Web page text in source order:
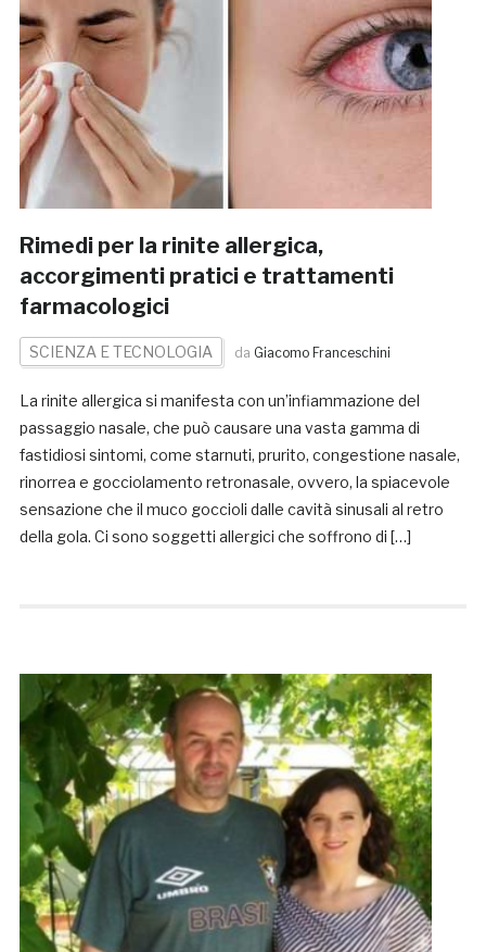
Rimedi per la rinite allergica,
accorgimenti pratici e trattamenti
farmacologici
SCIENZA E TECNOLOGIA da Giacomo Franceschini
La rinite allergica si manifesta con un’infiammazione del
passaggio nasale, che può causare una vasta gamma di
fastidiosi sintomi, come starnuti, prurito, congestione nasale,
rinorrea e gocciolamento retronasale, ovvero, la spiacevole
sensazione che il muco goccioli dalle cavità sinusali al retro
della gola. Ci sono soggetti allergici che soffrono di […]